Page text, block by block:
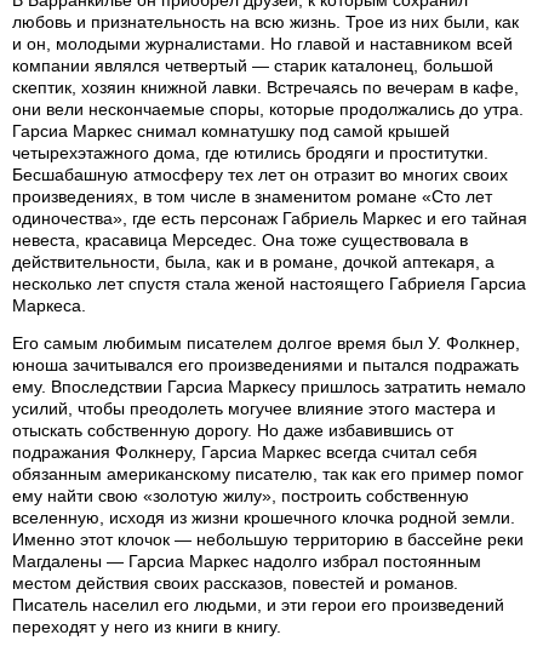
любовь и признательность на всю жизнь. Трое из них были, как
и он, молодыми журналистами. Но главой и наставником всей
компании являлся четвертый — старик каталонец, большой
скептик, хозяин книжной лавки. Встречаясь по вечерам в кафе,
они вели нескончаемые споры, которые продолжались до утра.
Гарсиа Маркес снимал комнатушку под самой крышей
четырехэтажного дома, где ютились бродяги и проститутки.
Бесшабашную атмосферу тех лет он отразит во многих своих
произведениях, в том числе в знаменитом романе «Сто лет
одиночества», где есть персонаж Габриель Маркес и его тайная
невеста, красавица Мерседес. Она тоже существовала в
действительности, была, как и в романе, дочкой аптекаря, а
несколько лет спустя стала женой настоящего Габриеля Гарсиа
Маркеса.
Его самым любимым писателем долгое время был У. Фолкнер,
юноша зачитывался его произведениями и пытался подражать
ему. Впоследствии Гарсиа Маркесу пришлось затратить немало
усилий, чтобы преодолеть могучее влияние этого мастера и
отыскать собственную дорогу. Но даже избавившись от
подражания Фолкнеру, Гарсиа Маркес всегда считал себя
обязанным американскому писателю, так как его пример помог
ему найти свою «золотую жилу», построить собственную
вселенную, исходя из жизни крошечного клочка родной земли.
Именно этот клочок — небольшую территорию в бассейне реки
Магдалены — Гарсиа Маркес надолго избрал постоянным
местом действия своих рассказов, повестей и романов.
Писатель населил его людьми, и эти герои его произведений
переходят у него из книги в книгу.